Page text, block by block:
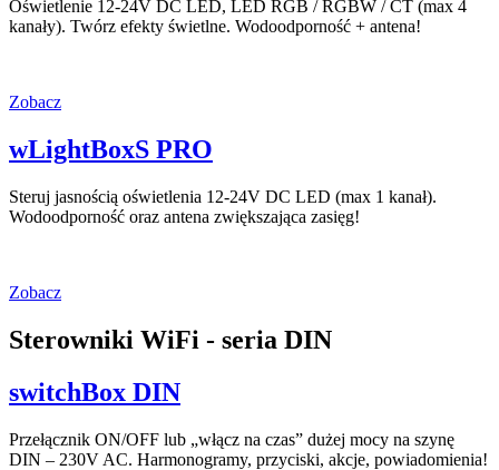
Oświetlenie 12-24V DC LED, LED RGB / RGBW / CT (max 4
kanały). Twórz efekty świetlne. Wodoodporność + antena!
Zobacz
wLightBoxS PRO
Steruj jasnością oświetlenia 12-24V DC LED (max 1 kanał).
Wodoodporność oraz antena zwiększająca zasięg!
Zobacz
Sterowniki WiFi - seria DIN
switchBox DIN
Przełącznik ON/OFF lub „włącz na czas” dużej mocy na szynę
DIN – 230V AC. Harmonogramy, przyciski, akcje, powiadomienia!